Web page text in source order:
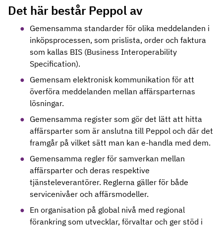
Det här består Peppol av
Gemensamma standarder för olika meddelanden i
inköpsprocessen, som prislista, order och faktura
som kallas BIS (Business Interoperability
Specification).
Gemensam elektronisk kommunikation för att
överföra meddelanden mellan affärsparternas
lösningar.
Gemensamma register som gör det lätt att hitta
affärsparter som är anslutna till Peppol och där det
framgår på vilket sätt man kan e-handla med dem.
Gemensamma regler för samverkan mellan
affärsparter och deras respektive
tjänsteleverantörer. Reglerna gäller för både
servicenivåer och affärsmodeller.
En organisation på global nivå med regional
förankring som utvecklar, förvaltar och ger stöd i